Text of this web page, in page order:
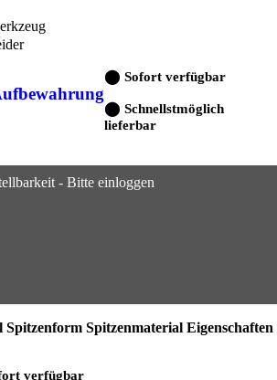
⬤ Sofort verfügbar
⬤ Schnellstmöglich
lieferbar
- Bitte einloggen
Spitzenform Spitzenmaterial Eigenschaften
verfügbar